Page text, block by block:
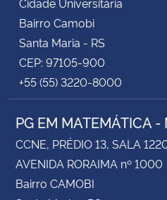
Bairro Camobi
Santa Maria - RS
CEP: 97105-900
+55 (55) 3220-8000
PG EM MATEMÁTICA -
CCNE, PRÉDIO 13, SALA
AVENIDA RORAIMA nº 1000
Bairro CAMOBI